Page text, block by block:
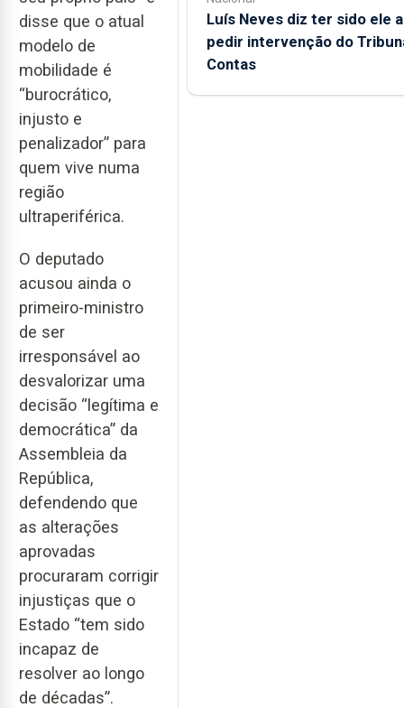
disse que o atual
modelo de
mobilidade é
“burocrático,
injusto e
penalizador” para
quem vive numa
região
ultraperiférica.
O deputado
acusou ainda o
primeiro-ministro
de ser
irresponsável ao
desvalorizar uma
decisão “legítima e
democrática” da
Assembleia da
República,
defendendo que
as alterações
aprovadas
procuraram corrigir
injustiças que o
Estado “tem sido
incapaz de
resolver ao longo
de décadas”.
Luís Neves diz ter sido ele a
pedir intervenção do
Contas